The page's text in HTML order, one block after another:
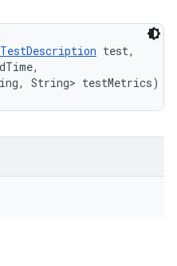
TestDescription test,
String> testMetrics)